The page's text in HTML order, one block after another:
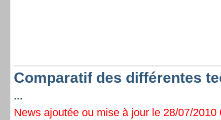
Comparatif des différentes
...
News ajoutée ou mise à jour le 28/07/2010